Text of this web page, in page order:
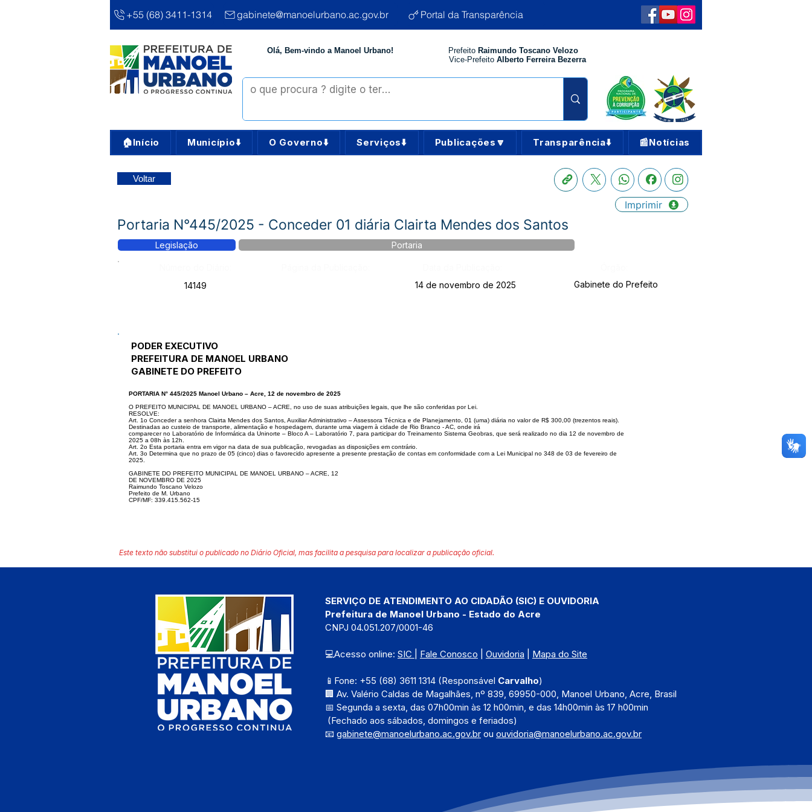
+55 (68) 3411-1314 gabinete@manoelurbano.ac.gov.br Portal da Transparência
Olá, Bem-vindo a Manoel Urbano! Prefeito Raimundo Toscano Velozo
Vice-Prefeito Alberto Ferreira Bezerra
🏠Início Município⬇️ O Governo⬇️ Serviços⬇️ Publicações🔽 Transparência⬇️ 📰Notícias
Voltar
Imprimir
Portaria N°445/2025 - Conceder 01 diária Clairta Mendes dos Santos
Legislação Portaria
14149
14 de novembro de 2025 Gabinete do Prefeito
PODER EXECUTIVO
PREFEITURA DE MANOEL URBANO
GABINETE DO PREFEITO
PORTARIA N° 445/2025 Manoel Urbano – Acre, 12 de novembro de 2025
O PREFEITO MUNICIPAL DE MANOEL URBANO – ACRE, no uso de suas atribuições legais, que lhe são conferidas por Lei.
RESOLVE:
Art. 1o Conceder a senhora Clairta Mendes dos Santos, Auxiliar Administrativo – Assessora Técnica e de Planejamento, 01 (uma) diária no valor de R$ 300,00 (trezentos reais).
Destinadas ao custeio de transporte, alimentação e hospedagem, durante uma viagem à cidade de Rio Branco - AC, onde irá
comparecer no Laboratório de Informática da Uninorte – Bloco A – Laboratório 7, para participar do Treinamento Sistema Geobras, que será realizado no dia 12 de novembro de
2025 a 08h às 12h.
Art. 2o Esta portaria entra em vigor na data de sua publicação, revogadas as disposições em contrário.
Art. 3o Determina que no prazo de 05 (cinco) dias o favorecido apresente a presente prestação de contas em conformidade com a Lei Municipal no 348 de 03 de fevereiro de
2025.
GABINETE DO PREFEITO MUNICIPAL DE MANOEL URBANO – ACRE, 12
DE NOVEMBRO DE 2025
Raimundo Toscano Velozo
Prefeito de M. Urbano
CPF/MF: 339.415.562-15
Este texto não substitui o publicado no Diário Oficial, mas facilita a pesquisa para localizar a publicação oficial.
SERVIÇO DE ATENDIMENTO AO CIDADÃO (SIC) E OUVIDORIA
Prefeitura de Manoel Urbano - Estado do Acre
CNPJ 04.051.207/0001-46
💻Acesso online: SIC Fale Conosco Ouvidoria Mapa do Site
📱Fone: +55 (68) 3611 1314 (Responsável Carvalho)
🏢 Av. Valério Caldas de Magalhães, nº 839, 69950-000, Manoel Urbano, Acre, Brasil
📅 Segunda a sexta, das 07h00min às 12 h00min, e das 14h00min às 17 h00min
(Fechado aos sábados, domingos e feriados)
📧 gabinete@manoelurbano.ac.gov.br ou ouvidoria@manoelurbano.ac.gov.br